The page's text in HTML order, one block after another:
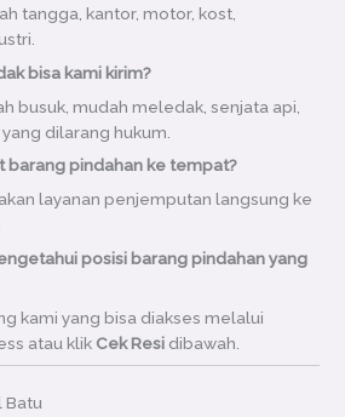
tangga, kantor, motor, kost,
bisa kami kirim?
busuk, mudah meledak, senjata api,
dilarang hukum.
barang pindahan ke tempat?
layanan penjemputan langsung ke
posisi barang pindahan yang
kami yang bisa diakses melalui
atau klik Cek Resi dibawah.
Batu